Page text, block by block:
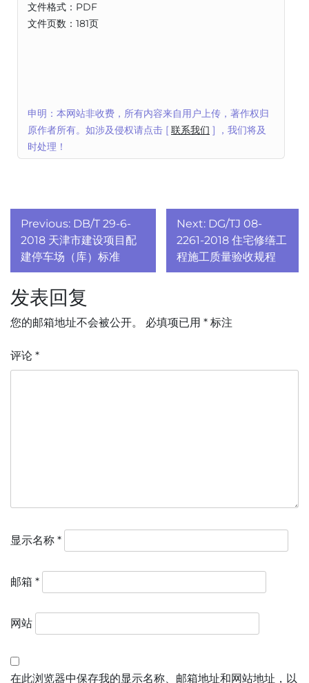
文件格式：PDF
文件页数：181页
申明：本网站非收费，所有内容来自用户上传，著作权归
原作者所有。如涉及侵权请点击 [ 联系我们 ] ，我们将及
时处理！
文
章
导
航
Previous: DB/T 29-6-
2018 天津市建设项目配
建停车场（库）标准
Next: DG/TJ 08-
2261-2018 住宅修缮工
程施工质量验收规程
发表回复
您的邮箱地址不会被公开。 必填项已用 * 标注
评论 *
显示名称 *
邮箱 *
网站
在此浏览器中保存我的显示名称、邮箱地址和网站地址，以